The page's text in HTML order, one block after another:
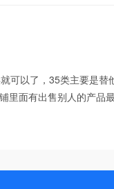
可以了，35类主要是
里面有出售别人的产品